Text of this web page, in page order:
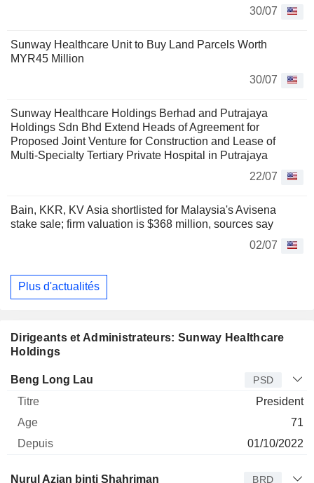
30/07
Sunway Healthcare Unit to Buy Land Parcels Worth
MYR45 Million
30/07
Sunway Healthcare Holdings Berhad and Putrajaya
Holdings Sdn Bhd Extend Heads of Agreement for
Proposed Joint Venture for Construction and Lease of
Multi-Specialty Tertiary Private Hospital in Putrajaya
22/07
Bain, KKR, KV Asia shortlisted for Malaysia's Avisena
stake sale; firm valuation is $368 million, sources say
02/07
Plus d'actualités
Dirigeants et Administrateurs: Sunway Healthcare
Holdings
Dirigeant Titre Age
Beng Long Lau PSD
President
71
01/10/2022
Administrateur Titre Age Depuis
Nurul Azian binti Shahriman BRD